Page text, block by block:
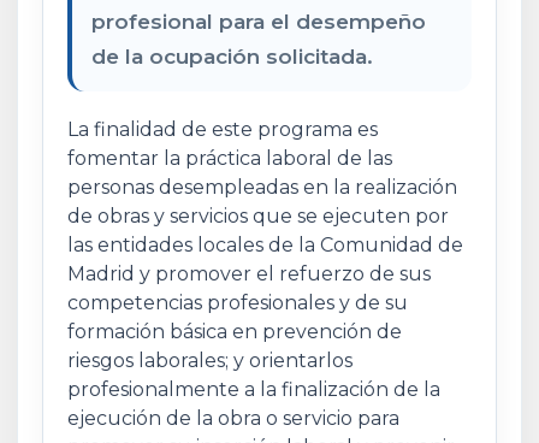
profesional para el desempeño
de la ocupación solicitada.
La finalidad de este programa es
fomentar la práctica laboral de las
personas desempleadas en la realización
de obras y servicios que se ejecuten por
las entidades locales de la Comunidad de
Madrid y promover el refuerzo de sus
competencias profesionales y de su
formación básica en prevención de
riesgos laborales; y orientarlos
profesionalmente a la finalización de la
ejecución de la obra o servicio para